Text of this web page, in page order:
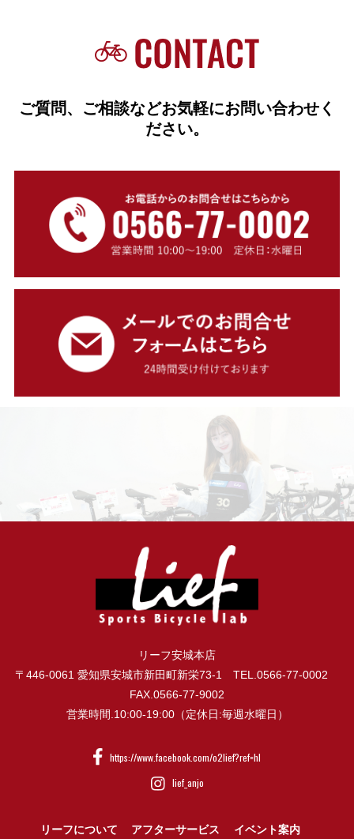
ご質問、ご相談などお気軽にお問い合わせく
ださい。
リーフ安城本店
〒446-0061 愛知県安城市新田町新栄73-1 TEL.0566-77-0002
FAX.0566-77-9002
営業時間.10:00-19:00（定休日:毎週水曜日）
https://www.facebook.com/o2lief?ref=hl
lief_anjo
リーフについて アフターサービス イベント案内